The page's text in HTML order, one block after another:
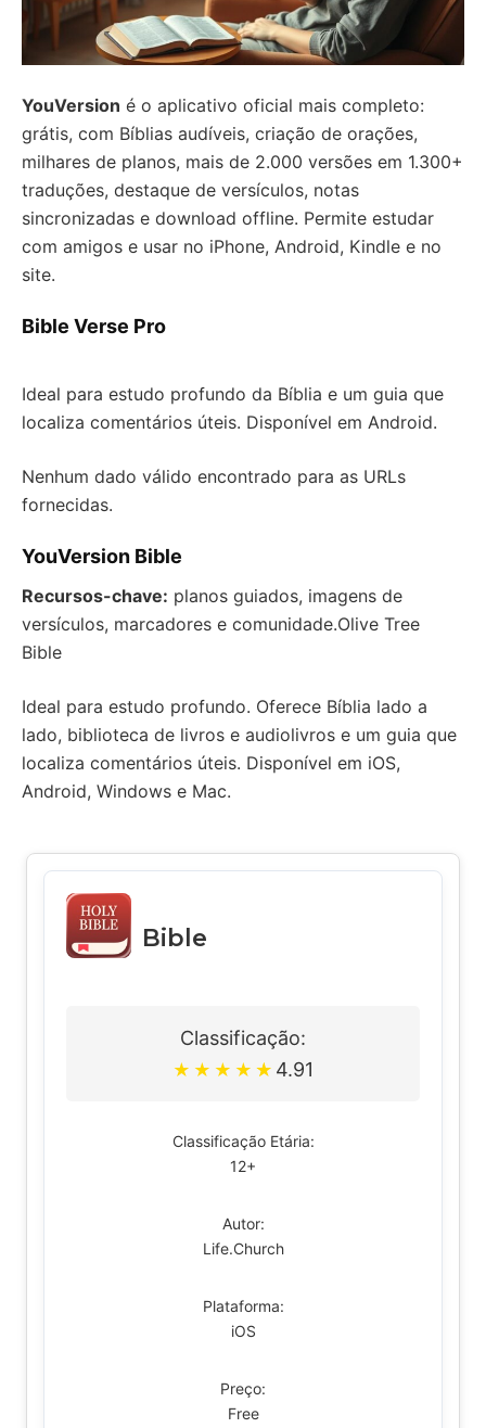
YouVersion é o aplicativo oficial mais completo:
grátis, com Bíblias audíveis, criação de orações,
milhares de planos, mais de 2.000 versões em 1.300+
traduções, destaque de versículos, notas
sincronizadas e download offline. Permite estudar
com amigos e usar no iPhone, Android, Kindle e no
site.
Bible Verse Pro
Ideal para estudo profundo da Bíblia e um guia que
localiza comentários úteis. Disponível em Android.
Nenhum dado válido encontrado para as URLs
fornecidas.
YouVersion Bible
Recursos-chave: planos guiados, imagens de
versículos, marcadores e comunidade.Olive Tree
Bible
Ideal para estudo profundo. Oferece Bíblia lado a
lado, biblioteca de livros e audiolivros e um guia que
localiza comentários úteis. Disponível em iOS,
Android, Windows e Mac.
Bible
Classificação:
★ ★ ★ ★ ★ 4.91
Classificação Etária:
12+
Autor:
Life.Church
Plataforma:
iOS
Preço:
Free